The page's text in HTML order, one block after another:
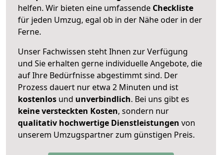
helfen. Wir bieten eine umfassende Checkliste
für jeden Umzug, egal ob in der Nähe oder in der
Ferne.
Unser Fachwissen steht Ihnen zur Verfügung
und Sie erhalten gerne individuelle Angebote, die
auf Ihre Bedürfnisse abgestimmt sind. Der
Prozess dauert nur etwa 2 Minuten und ist
kostenlos und unverbindlich. Bei uns gibt es
keine versteckten Kosten, sondern nur
qualitativ hochwertige Dienstleistungen von
unserem Umzugspartner zum günstigen Preis.